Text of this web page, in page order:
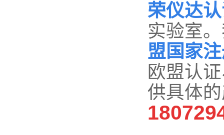
荣仪达
实验室
盟国家
欧盟认
供具体